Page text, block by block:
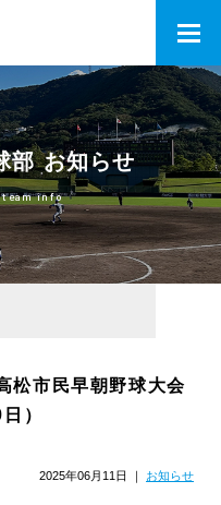
部 お知らせ
team info
）
2025年06月11日 ｜ お知らせ